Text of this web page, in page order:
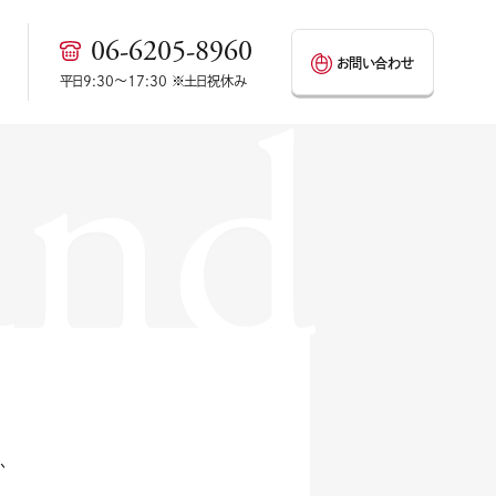
お問い合わせ
06-6205-8960
平日9:30～17:30 ※土日祝休み